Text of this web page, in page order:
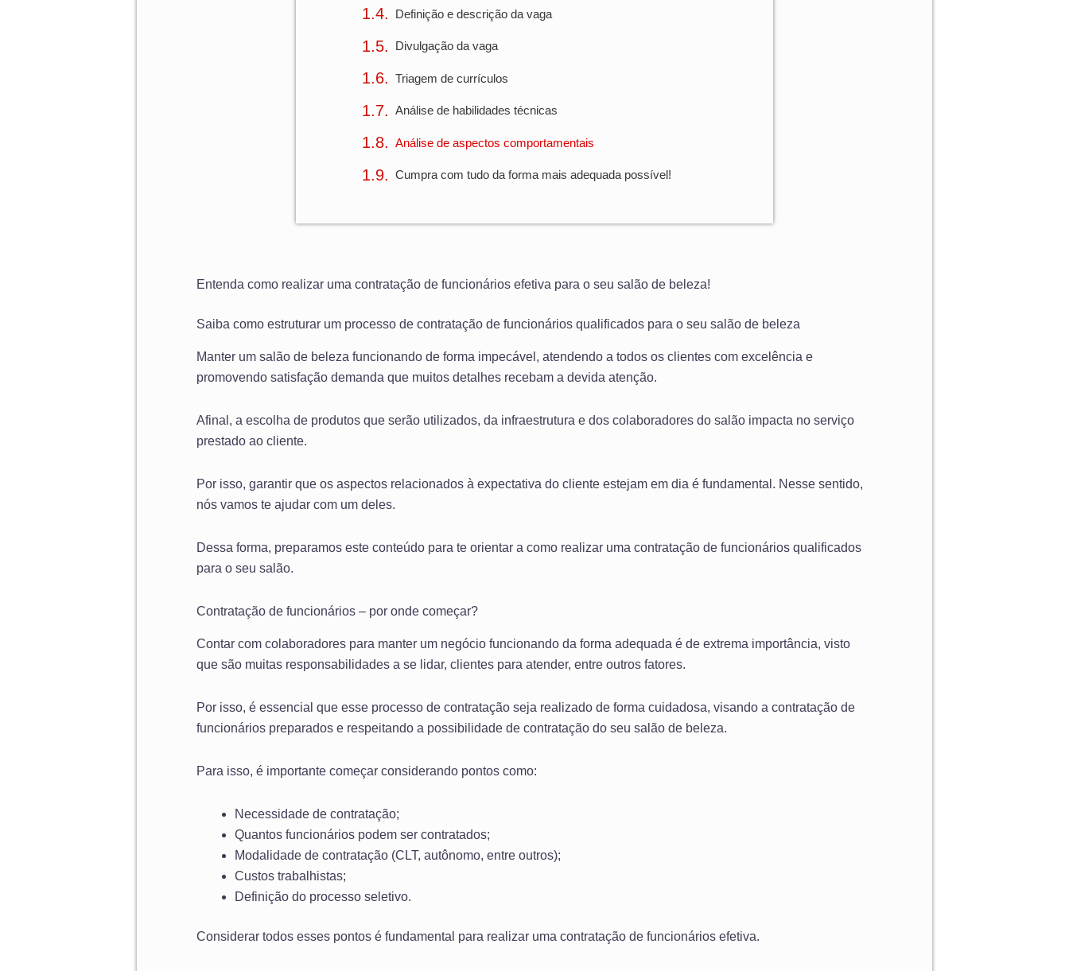
Definição e descrição da vaga
Divulgação da vaga
Triagem de currículos
Análise de habilidades técnicas
Análise de aspectos comportamentais
Cumpra com tudo da forma mais adequada possível!
Entenda como realizar uma contratação de funcionários efetiva para o seu salão de beleza!
Saiba como estruturar um processo de contratação de funcionários qualificados para o seu salão de beleza
Manter um salão de beleza funcionando de forma impecável, atendendo a todos os clientes com excelência e
promovendo satisfação demanda que muitos detalhes recebam a devida atenção.
Afinal, a escolha de produtos que serão utilizados, da infraestrutura e dos colaboradores do salão impacta no serviço
prestado ao cliente.
Por isso, garantir que os aspectos relacionados à expectativa do cliente estejam em dia é fundamental. Nesse sentido,
nós vamos te ajudar com um deles.
Dessa forma, preparamos este conteúdo para te orientar a como realizar uma contratação de funcionários qualificados
para o seu salão.
Contratação de funcionários – por onde começar?
Contar com colaboradores para manter um negócio funcionando da forma adequada é de extrema importância, visto
que são muitas responsabilidades a se lidar, clientes para atender, entre outros fatores.
Por isso, é essencial que esse processo de contratação seja realizado de forma cuidadosa, visando a contratação de
funcionários preparados e respeitando a possibilidade de contratação do seu salão de beleza.
Para isso, é importante começar considerando pontos como:
Necessidade de contratação;
Quantos funcionários podem ser contratados;
Modalidade de contratação (CLT, autônomo, entre outros);
Custos trabalhistas;
Definição do processo seletivo.
Considerar todos esses pontos é fundamental para realizar uma contratação de funcionários efetiva.